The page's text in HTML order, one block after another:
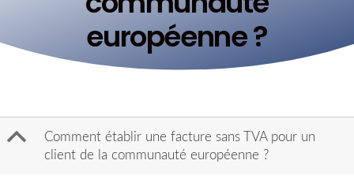
européenne ?
B
Comment établir une facture sans TVA pour un
client de la communauté européenne ?